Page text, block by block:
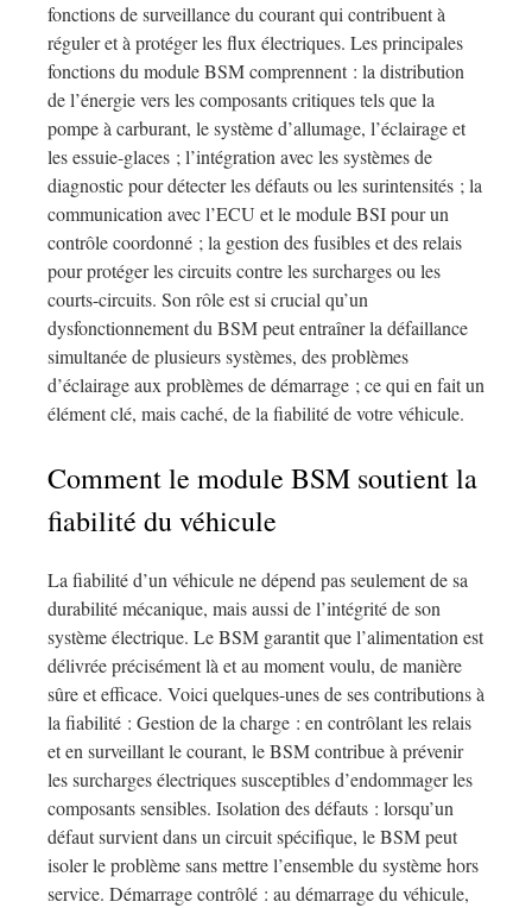
fonctions de surveillance du courant qui contribuent à
réguler et à protéger les flux électriques. Les principales
fonctions du module BSM comprennent : la distribution
de l’énergie vers les composants critiques tels que la
pompe à carburant, le système d’allumage, l’éclairage et
les essuie-glaces ; l’intégration avec les systèmes de
diagnostic pour détecter les défauts ou les surintensités ; la
communication avec l’ECU et le module BSI pour un
contrôle coordonné ; la gestion des fusibles et des relais
pour protéger les circuits contre les surcharges ou les
courts-circuits. Son rôle est si crucial qu’un
dysfonctionnement du BSM peut entraîner la défaillance
simultanée de plusieurs systèmes, des problèmes
d’éclairage aux problèmes de démarrage ; ce qui en fait un
élément clé, mais caché, de la fiabilité de votre véhicule.
Comment le module BSM soutient la
fiabilité du véhicule
La fiabilité d’un véhicule ne dépend pas seulement de sa
durabilité mécanique, mais aussi de l’intégrité de son
système électrique. Le BSM garantit que l’alimentation est
délivrée précisément là et au moment voulu, de manière
sûre et efficace. Voici quelques-unes de ses contributions à
la fiabilité : Gestion de la charge : en contrôlant les relais
et en surveillant le courant, le BSM contribue à prévenir
les surcharges électriques susceptibles d’endommager les
composants sensibles. Isolation des défauts : lorsqu’un
défaut survient dans un circuit spécifique, le BSM peut
isoler le problème sans mettre l’ensemble du système hors
service. Démarrage contrôlé : au démarrage du véhicule,